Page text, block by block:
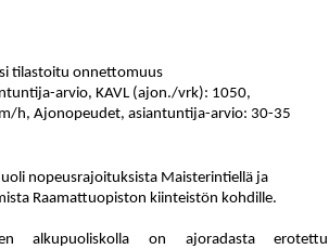
tilastoitu onnettomuus
arvio, KAVL (ajon./vrk): 1050,
h, Ajonopeudet, asiantuntija-arvio: 30-35
nopeusrajoituksista Maisterintiellä ja
Raamattuopiston kiinteistön kohdille.
alkupuoliskolla on ajoradasta erotettu